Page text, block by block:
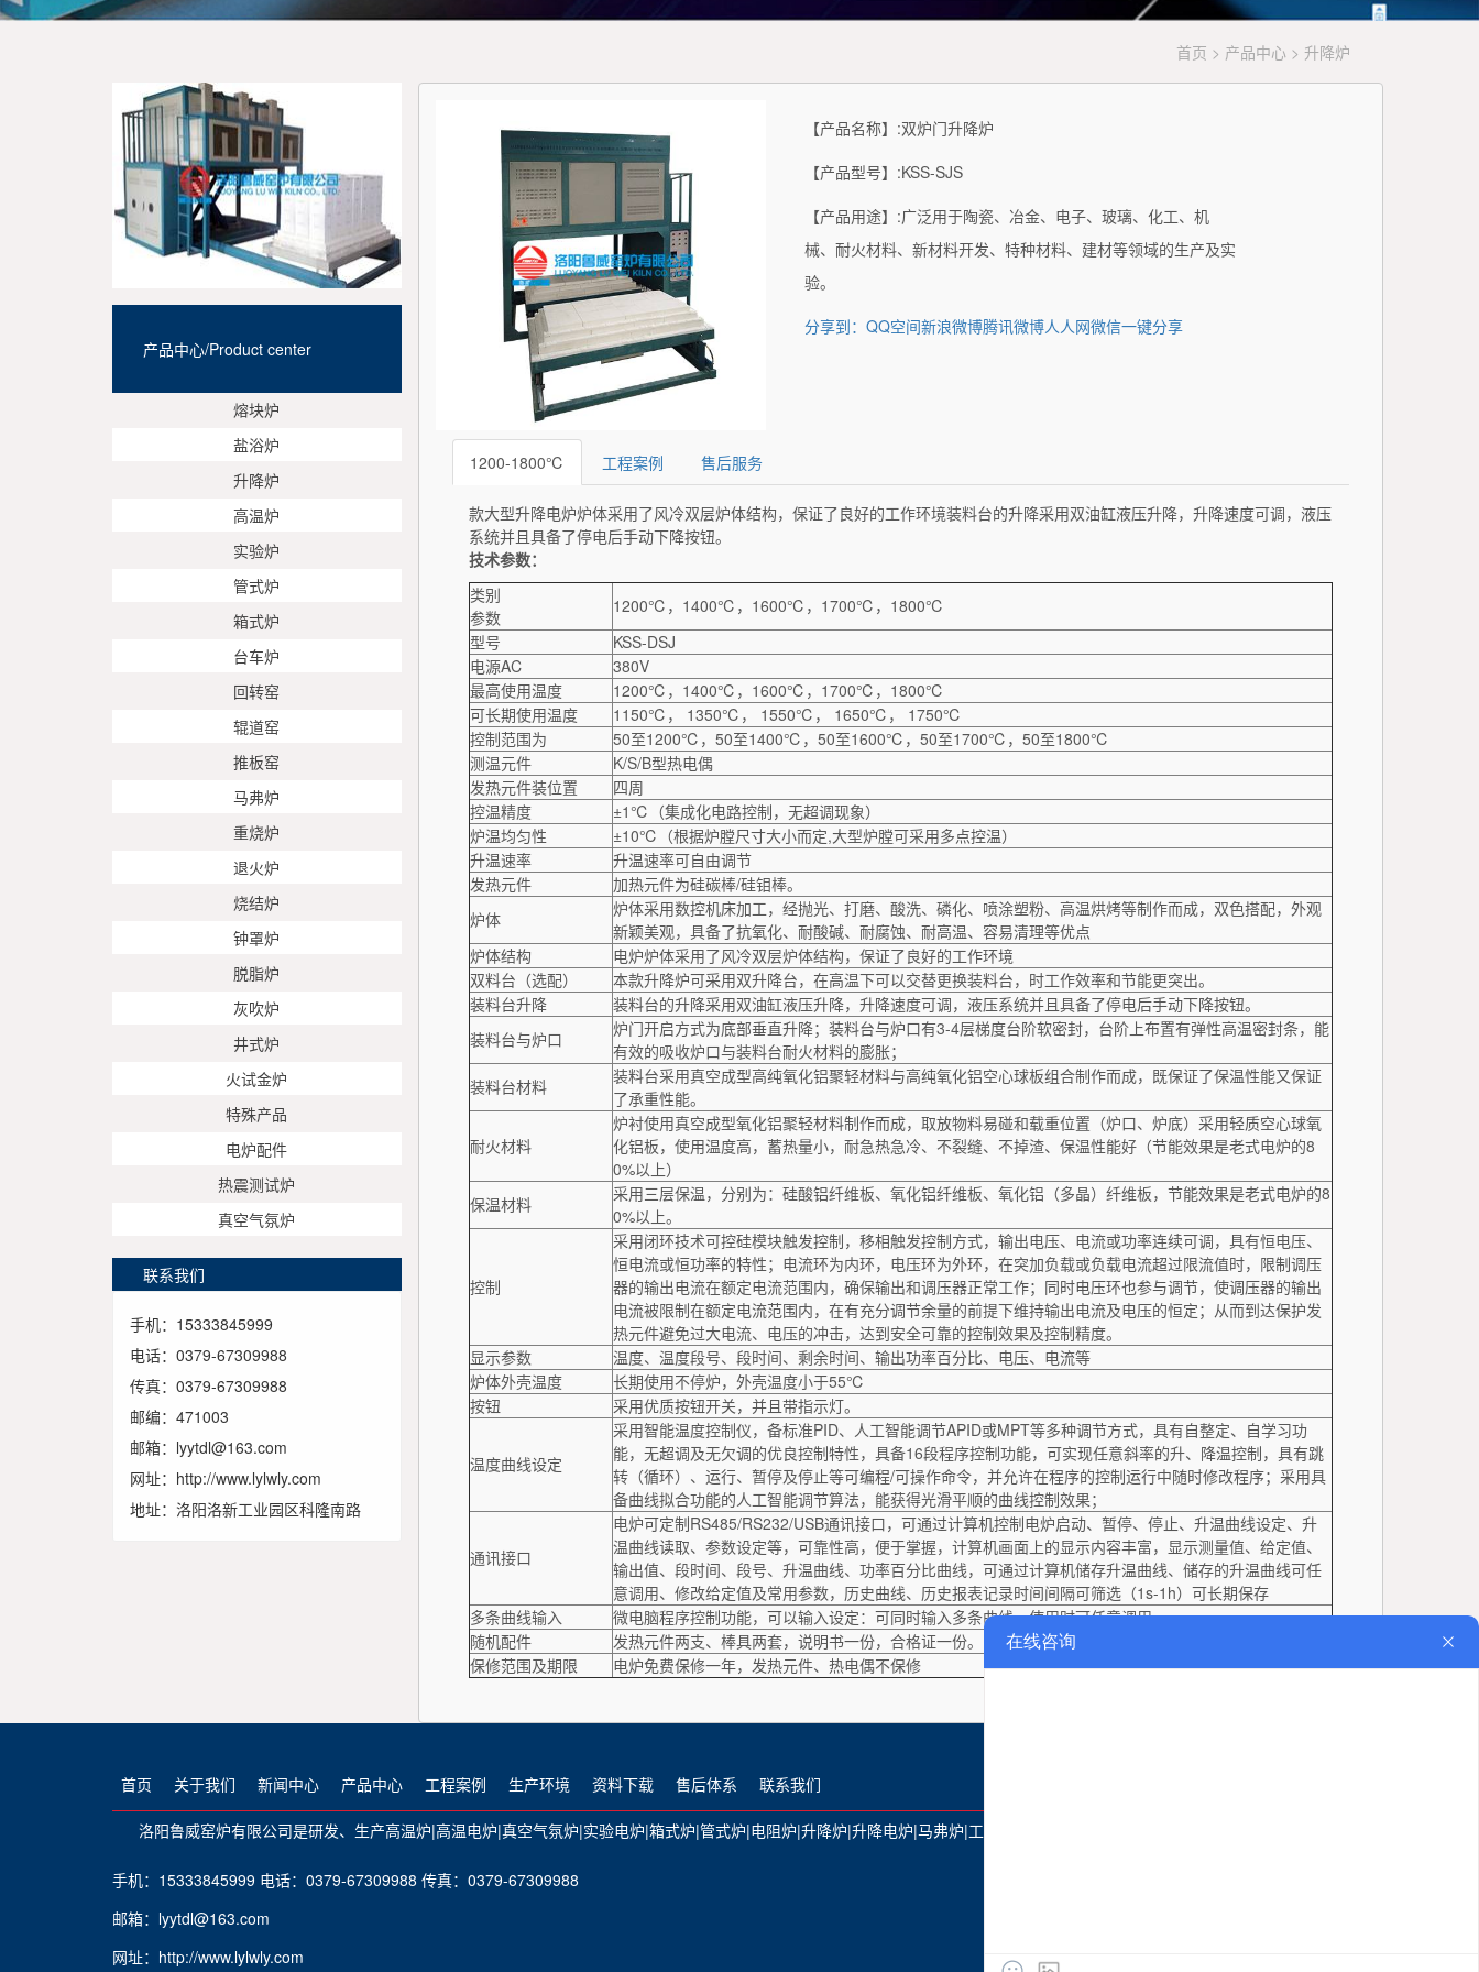
首页 > 产品中心 > 升降炉
产品中心/Product center
熔块炉
盐浴炉
升降炉
高温炉
实验炉
管式炉
箱式炉
台车炉
回转窑
辊道窑
推板窑
马弗炉
重烧炉
退火炉
烧结炉
钟罩炉
脱脂炉
灰吹炉
井式炉
火试金炉
特殊产品
电炉配件
热震测试炉
真空气氛炉
联系我们
手机：15333845999
电话：0379-67309988
传真：0379-67309988
邮编：471003
邮箱：lyytdl@163.com
网址：http://www.lylwly.com
地址：洛阳洛新工业园区科隆南路
【产品名称】:双炉门升降炉
【产品型号】:KSS-SJS
【产品用途】:广泛用于陶瓷、冶金、电子、玻璃、化工、机
械、耐火材料、新材料开发、特种材料、建材等领域的生产及实
验。
分享到： QQ空间新浪微博腾讯微博人人网微信一键分享
1200-1800℃ 工程案例 售后服务
款大型升降电炉炉体采用了风冷双层炉体结构，保证了良好的工作环境装料台的升降采用双油缸液压升降，升降速度可调，液压
系统并且具备了停电后手动下降按钮。
技术参数：
类别
参数
1200℃，1400℃，1600℃，1700℃，1800℃
型号
KSS-DSJ
电源AC
380V
最高使用温度
1200℃，1400℃，1600℃，1700℃，1800℃
可长期使用温度
1150℃， 1350℃， 1550℃， 1650℃， 1750℃
控制范围为
50至1200℃，50至1400℃，50至1600℃，50至1700℃，50至1800℃
测温元件
K/S/B型热电偶
发热元件装位置
四周
控温精度
±1℃（集成化电路控制，无超调现象）
炉温均匀性
±10℃（根据炉膛尺寸大小而定,大型炉膛可采用多点控温）
升温速率
升温速率可自由调节
发热元件
加热元件为硅碳棒/硅钼棒。
炉体
炉体采用数控机床加工，经抛光、打磨、酸洗、磷化、喷涂塑粉、高温烘烤等制作而成，双色搭配，外观
新颖美观，具备了抗氧化、耐酸碱、耐腐蚀、耐高温、容易清理等优点
炉体结构
电炉炉体采用了风冷双层炉体结构，保证了良好的工作环境
双料台（选配）
本款升降炉可采用双升降台，在高温下可以交替更换装料台，时工作效率和节能更突出。
装料台升降
装料台的升降采用双油缸液压升降，升降速度可调，液压系统并且具备了停电后手动下降按钮。
装料台与炉口
炉门开启方式为底部垂直升降；装料台与炉口有3-4层梯度台阶软密封，台阶上布置有弹性高温密封条，能
有效的吸收炉口与装料台耐火材料的膨胀；
装料台材料
装料台采用真空成型高纯氧化铝聚轻材料与高纯氧化铝空心球板组合制作而成，既保证了保温性能又保证
了承重性能。
耐火材料
炉衬使用真空成型氧化铝聚轻材料制作而成，取放物料易碰和载重位置（炉口、炉底）采用轻质空心球氧
化铝板，使用温度高，蓄热量小，耐急热急冷、不裂缝、不掉渣、保温性能好（节能效果是老式电炉的8
0%以上）
保温材料
采用三层保温，分别为：硅酸铝纤维板、氧化铝纤维板、氧化铝（多晶）纤维板，节能效果是老式电炉的8
0%以上。
控制
采用闭环技术可控硅模块触发控制，移相触发控制方式，输出电压、电流或功率连续可调，具有恒电压、
恒电流或恒功率的特性；电流环为内环，电压环为外环，在突加负载或负载电流超过限流值时，限制调压
器的输出电流在额定电流范围内，确保输出和调压器正常工作；同时电压环也参与调节，使调压器的输出
电流被限制在额定电流范围内，在有充分调节余量的前提下维持输出电流及电压的恒定；从而到达保护发
热元件避免过大电流、电压的冲击，达到安全可靠的控制效果及控制精度。
显示参数
温度、温度段号、段时间、剩余时间、输出功率百分比、电压、电流等
炉体外壳温度
长期使用不停炉，外壳温度小于55℃
按钮
采用优质按钮开关，并且带指示灯。
温度曲线设定
采用智能温度控制仪，备标准PID、人工智能调节APID或MPT等多种调节方式，具有自整定、自学习功
能，无超调及无欠调的优良控制特性，具备16段程序控制功能，可实现任意斜率的升、降温控制，具有跳
转（循环）、运行、暂停及停止等可编程/可操作命令，并允许在程序的控制运行中随时修改程序；采用具
备曲线拟合功能的人工智能调节算法，能获得光滑平顺的曲线控制效果；
通讯接口
电炉可定制RS485/RS232/USB通讯接口，可通过计算机控制电炉启动、暂停、停止、升温曲线设定、升
温曲线读取、参数设定等，可靠性高，便于掌握，计算机画面上的显示内容丰富，显示测量值、给定值、
输出值、段时间、段号、升温曲线、功率百分比曲线，可通过计算机储存升温曲线、储存的升温曲线可任
意调用、修改给定值及常用参数，历史曲线、历史报表记录时间间隔可筛选（1s-1h）可长期保存
多条曲线输入
微电脑程序控制功能，可以输入设定：可同时输入多条曲线，使用时可任意调用。
随机配件
发热元件两支、棒具两套，说明书一份，合格证一份。
保修范围及期限
电炉免费保修一年，发热元件、热电偶不保修
首页 关于我们 新闻中心 产品中心 工程案例 生产环境 资料下载 售后体系 联系我们
洛阳鲁威窑炉有限公司是研发、生产高温炉|高温电炉|真空气氛炉|​实验电炉|箱式炉|管式炉|电阻炉|升降炉|升降电炉|马弗炉|工业电炉
手机：15333845999 电话：0379-67309988 传真：0379-67309988
邮箱：lyytdl@163.com
网址：http://www.lylwly.com